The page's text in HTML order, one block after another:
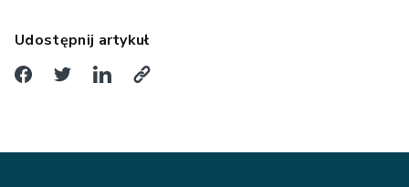
Udostępnij artykuł